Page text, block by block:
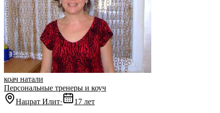
коач натали
Персональные тренеры и коуч
Нацрат Илит·
17 лет